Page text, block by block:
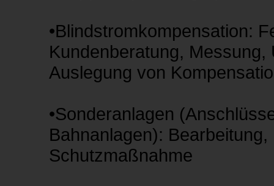
•Blindstromkompensation:
Kundenberatung,
Auslegung von
•Sonderanlagen
Bahnanlagen):
Schutzmaßnahme